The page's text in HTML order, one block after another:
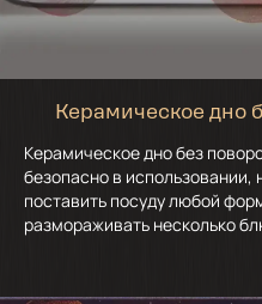
Керамическое дно
Керамическое дно без
безопасно в
поставить посуду любой
размораживать несколько